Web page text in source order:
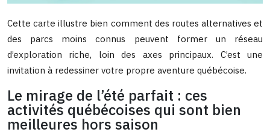
Cette carte illustre bien comment des routes alternatives et
des parcs moins connus peuvent former un réseau
d’exploration riche, loin des axes principaux. C’est une
invitation à redessiner votre propre aventure québécoise.
Le mirage de l’été parfait : ces
activités québécoises qui sont bien
meilleures hors saison